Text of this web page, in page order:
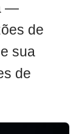
—
de
sua
de